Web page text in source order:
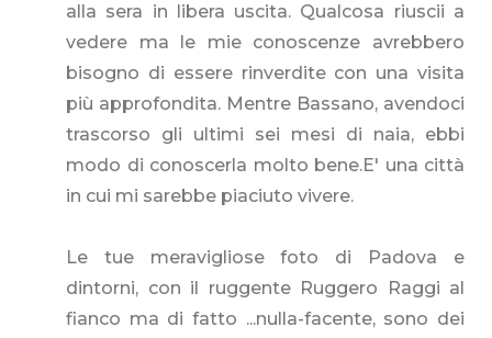
alla sera in libera uscita. Qualcosa riuscii a
vedere ma le mie conoscenze avrebbero
bisogno di essere rinverdite con una visita
più approfondita. Mentre Bassano, avendoci
trascorso gli ultimi sei mesi di naia, ebbi
modo di conoscerla molto bene.E' una città
in cui mi sarebbe piaciuto vivere.
Le tue meravigliose foto di Padova e
dintorni, con il ruggente Ruggero Raggi al
fianco ma di fatto ...nulla-facente, sono dei